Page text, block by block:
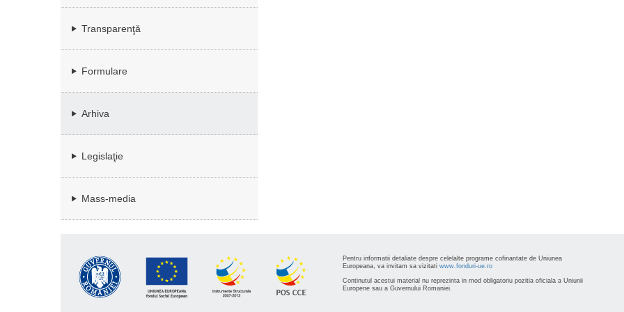
Transparenţă
Formulare
Arhiva
Legislaţie
Mass-media
Pentru informatii detaliate despre celelalte programe cofinantate de Uniunea
Europeana, va invitam sa vizitati www.fonduri-ue.ro
Continutul acestui material nu reprezinta in mod obligatoriu pozitia oficiala a Uniunii
Europene sau a Guvernului Romaniei.